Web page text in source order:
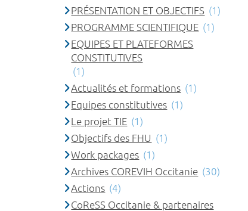
PRÉSENTATION ET OBJECTIFS (1)
PROGRAMME SCIENTIFIQUE (1)
EQUIPES ET PLATEFORMES
CONSTITUTIVES
(1)
Actualités et formations (1)
Equipes constitutives (1)
Le projet TIE (1)
Objectifs des FHU (1)
Work packages (1)
Archives COREVIH Occitanie (30)
Actions (4)
CoReSS Occitanie & partenaires